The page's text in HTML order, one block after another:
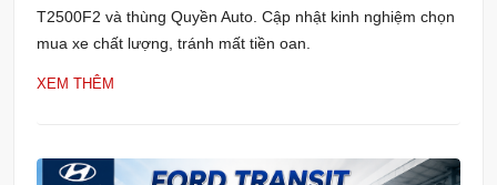
T2500F2 và thùng Quyền Auto. Cập nhật kinh nghiệm chọn
mua xe chất lượng, tránh mất tiền oan.
XEM THÊM